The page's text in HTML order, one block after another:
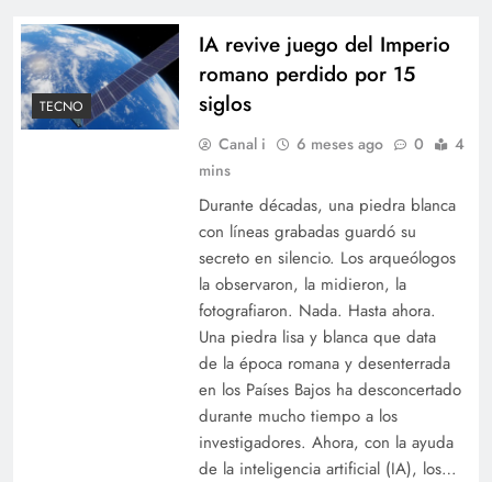
TECNO
IA revive juego del Imperio
romano perdido por 15
siglos
Canal i 6 meses ago 0
4
mins
Durante décadas, una piedra blanca
con líneas grabadas guardó su
secreto en silencio. Los arqueólogos
la observaron, la midieron, la
fotografiaron. Nada. Hasta ahora.
Una piedra lisa y blanca que data
de la época romana y desenterrada
en los Países Bajos ha desconcertado
durante mucho tiempo a los
investigadores. Ahora, con la ayuda
de la inteligencia artificial (IA), los…